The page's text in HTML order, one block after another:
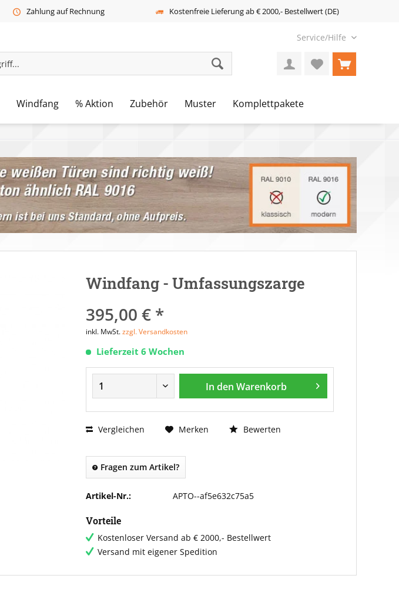
Zahlung auf Rechnung Kostenfreie Lieferung ab € 2000,- Bestellwert (DE)
Service/Hilfe
Windfang % Aktion Zubehör Muster Komplettpakete
Windfang - Umfassungszarge
395,00 € *
inkl. MwSt.zzgl. Versandkosten
Lieferzeit 6 Wochen
In den Warenkorb
Vergleichen Merken Bewerten
Fragen zum Artikel?
Artikel-Nr.: APTO--af5e632c75a5
Vorteile
Kostenloser Versand ab € 2000,- Bestellwert
Versand mit eigener Spedition